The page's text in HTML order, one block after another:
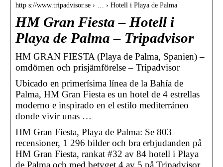
http s://www.tripadvisor.se › … › Hotell i Playa de Palma
HM Gran Fiesta – Hotell i
Playa de Palma – Tripadvisor
HM GRAN FIESTA (Playa de Palma, Spanien) –
omdömen och prisjämförelse – Tripadvisor
Ubicado en primerísima línea de la Bahía de
Palma, HM Gran Fiesta es un hotel de 4 estrellas
moderno e inspirado en el estilo mediterráneo
donde vivir unas …
HM Gran Fiesta, Playa de Palma: Se 803
recensioner, 1 296 bilder och bra erbjudanden på
HM Gran Fiesta, rankat #32 av 84 hotell i Playa
de Palma och med betyget 4 av 5 på Tripadvisor.